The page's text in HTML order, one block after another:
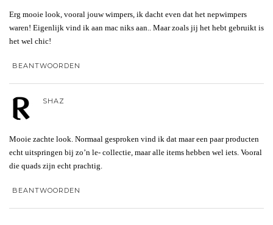
Erg mooie look, vooral jouw wimpers, ik dacht even dat het nepwimpers
waren! Eigenlijk vind ik aan mac niks aan.. Maar zoals jij het hebt gebruikt is
het wel chic!
BEANTWOORDEN
SHAZ
Mooie zachte look. Normaal gesproken vind ik dat maar een paar producten
echt uitspringen bij zo’n le- collectie, maar alle items hebben wel iets. Vooral
die quads zijn echt prachtig.
BEANTWOORDEN